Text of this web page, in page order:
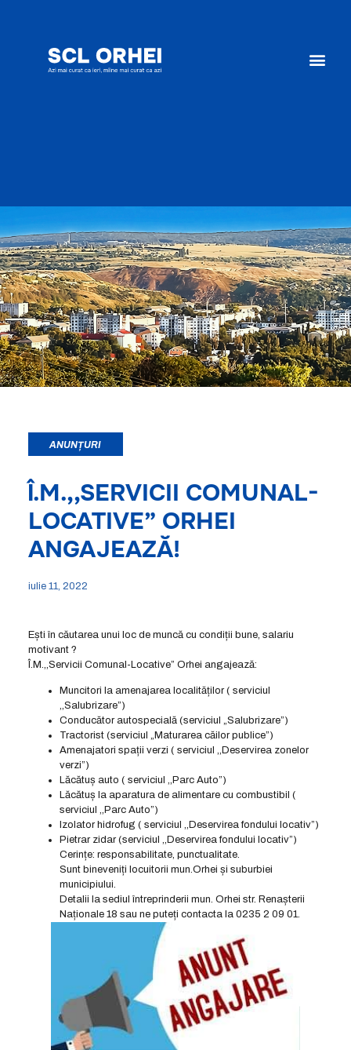
ANUNȚURI
Î.M.,,SERVICII COMUNAL-
LOCATIVE” ORHEI
ANGAJEAZĂ!
iulie 11, 2022
Ești în căutarea unui loc de muncă cu condiții bune, salariu
motivant ?
Î.M.,,Servicii Comunal-Locative” Orhei angajează:
Muncitori la amenajarea localităților ( serviciul
,,Salubrizare”)
Conducător autospecială (serviciul „Salubrizare”)
Tractorist (serviciul „Maturarea căilor publice”)
Amenajatori spații verzi ( serviciul ,,Deservirea zonelor
verzi”)
Lăcătuș auto ( serviciul ,,Parc Auto”)
Lăcătuș la aparatura de alimentare cu combustibil (
serviciul ,,Parc Auto”)
Izolator hidrofug ( serviciul ,,Deservirea fondului locativ”)
Pietrar zidar (serviciul ,,Deservirea fondului locativ”)
Cerințe: responsabilitate, punctualitate.
Sunt bineveniți locuitorii mun.Orhei și suburbiei
municipiului.
Detalii la sediul întreprinderii mun. Orhei str. Renașterii
Naționale 18 sau ne puteți contacta la 0235 2 09 01.